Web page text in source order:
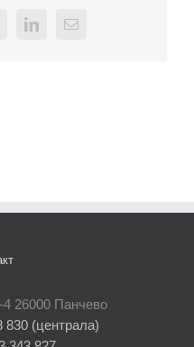
LinkedInEmail
26000 Панчево
830 (централа)